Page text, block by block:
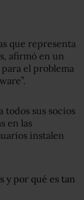
que representa
afirmó en un
el problema
todos sus socios
en las
instalen
y por qué es tan